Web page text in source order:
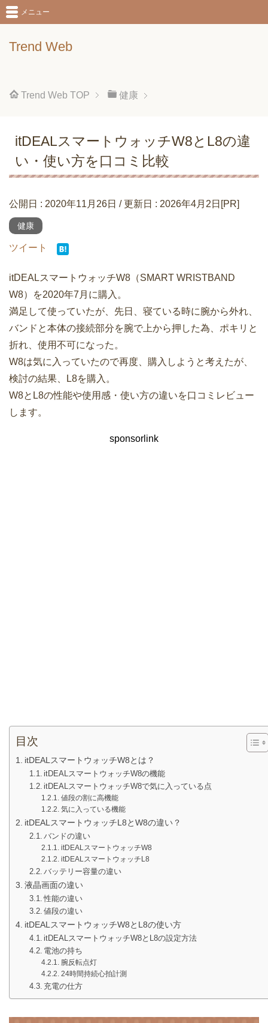
Trend Web
メニュー
Trend Web TOP 健康
itDEALスマートウォッチW8とL8の違
い・使い方を口コミ比較
公開日 : 2020年11月26日 / 更新日 : 2026年4月2日 [PR]
健康
ツイート
itDEALスマートウォッチW8（SMART WRISTBAND
W8）を2020年7月に購入。
満足して使っていたが、先日、寝ている時に腕から外れ、
バンドと本体の接続部分を腕で上から押した為、ポキリと
折れ、使用不可になった。
W8は気に入っていたので再度、購入しようと考えたが、
検討の結果、L8を購入。
W8とL8の性能や使用感・使い方の違いを口コミレビュー
します。
sponsorlink
目次
itDEALスマートウォッチW8とは？
itDEALスマートウォッチW8の機能
itDEALスマートウォッチW8で気に入っている点
値段の割に高機能
気に入っている機能
itDEALスマートウォッチL8とW8の違い？
バンドの違い
itDEALスマートウォッチW8
itDEALスマートウォッチL8
バッテリー容量の違い
液晶画面の違い
性能の違い
値段の違い
itDEALスマートウォッチW8とL8の使い方
itDEALスマートウォッチW8とL8の設定方法
電池の持ち
腕反転点灯
24時間持続心拍計測
充電の仕方